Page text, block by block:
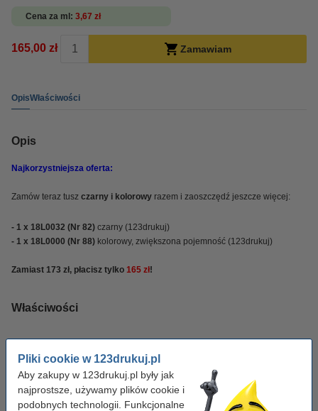
Pliki cookie w 123drukuj.pl
Aby zakupy w 123drukuj.pl były jak
najprostsze, używamy plików cookie i
podobnych technologii. Funkcjonalne
Cena za ml 3,67 zł
165,00 zł Zamawiam
OpisWłaściwości
Opis
Najkorzystniejsza oferta:
Zamów teraz tusz czarny i kolorowy razem i zaoszczędź jeszcze więcej:
- 1 x 18L0032 (Nr 82) czarny (123drukuj)
- 1 x 18L0000 (Nr 88) kolorowy, zwiększona pojemność (123drukuj)
Zamiast 173 zł, płacisz tylko 165 zł!
Właściwości
Kolor: czarny i kolorowy